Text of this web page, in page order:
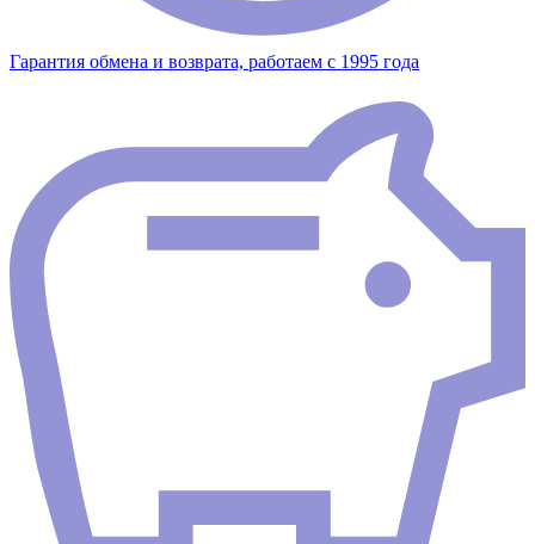
Гарантия обмена и возврата, работаем с 1995 года